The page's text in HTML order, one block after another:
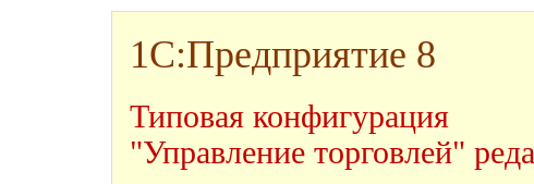
1С:Предприятие 8
Типовая конфигурация
"Управление торговлей"